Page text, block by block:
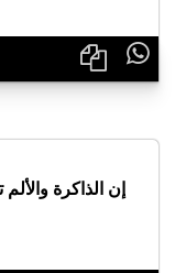

إن الذاكرة